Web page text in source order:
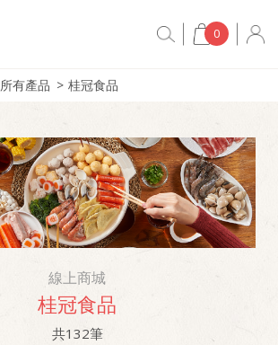
0
所有產品 桂冠食品
線上商城
桂冠食品
共132筆